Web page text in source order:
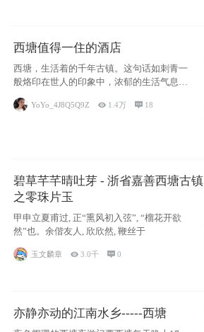
西塘值得一住的酒店
西塘，生活着的千年古镇。这句话如刺青一
般烙印在世人的印象中，浓郁的生活气息，
小桥流水
YoYo_4J8Q5Q9Z  1.4万  18
碧草芊芊晴吐芽 - 浙省嘉善西塘古镇
之零珠片玉
甲申立夏甫过, 正“熏风初入弦”, “榴花开欲
然”也。余偕友人, 欣欣然, 鞭丝于
玉文麟章  3.0千 0
亦静亦动的江南水乡-----西塘